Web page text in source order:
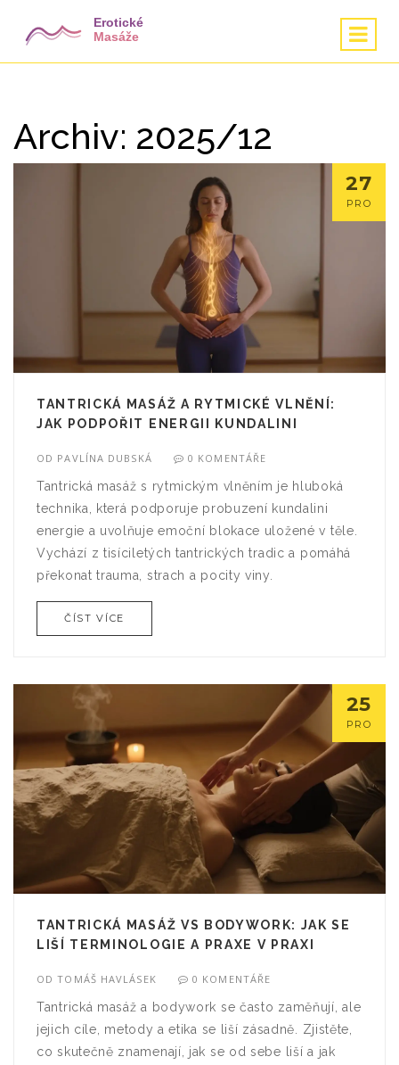
Archiv: 2025/12
27
PRO
TANTRICKÁ MASÁŽ A RYTMICKÉ VLNĚNÍ:
JAK PODPOŘIT ENERGII KUNDALINI
OD PAVLÍNA DUBSKÁ 0 KOMENTÁŘE
Tantrická masáž s rytmickým vlněním je hluboká
technika, která podporuje probuzení kundalini
energie a uvolňuje emoční blokace uložené v těle.
Vychází z tisíciletých tantrických tradic a pomáhá
překonat trauma, strach a pocity viny.
ČÍST VÍCE
25
PRO
TANTRICKÁ MASÁŽ VS BODYWORK: JAK SE
LIŠÍ TERMINOLOGIE A PRAXE V PRAXI
ODTOMÁŠ HAVLÁSEK 0 KOMENTÁŘE
Tantrická masáž a bodywork se často zaměňují, ale
jejich cíle, metody a etika se liší zásadně. Zjistěte,
co skutečně znamenají, jak se od sebe liší a jak